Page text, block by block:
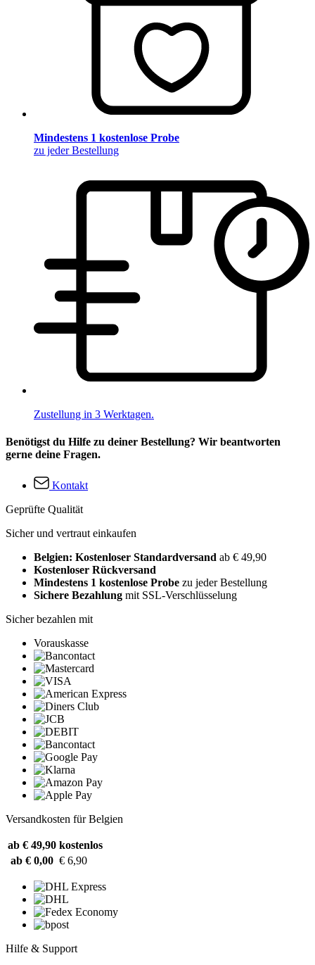
Mindestens 1 kostenlose Probe
zu jeder Bestellung
Zustellung in 3 Werktagen.
Benötigst du Hilfe zu deiner Bestellung? Wir beantworten
gerne deine Fragen.
Kontakt
Geprüfte Qualität
Sicher und vertraut einkaufen
Belgien: Kostenloser Standardversand ab € 49,90
Kostenloser Rückversand
Mindestens 1 kostenlose Probe zu jeder Bestellung
Sichere Bezahlung mit SSL-Verschlüsselung
Sicher bezahlen mit
Vorauskasse
Versandkosten für Belgien
ab € 49,90 kostenlos
ab € 0,00 € 6,90
Hilfe & Support